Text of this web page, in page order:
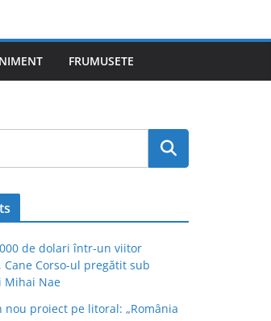
FRUMUSETE
de dolari într-un viitor
Cane Corso-ul pregătit sub
Nae
nou proiect pe litoral: „România